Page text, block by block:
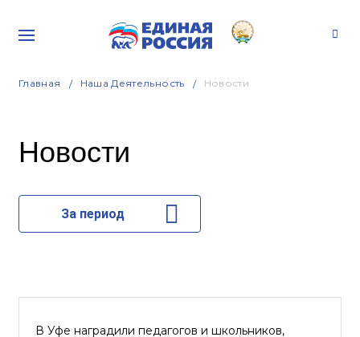
Главная Наша Деятельность Новости
Новости
За период
В Уфе наградили педагогов и школьников,